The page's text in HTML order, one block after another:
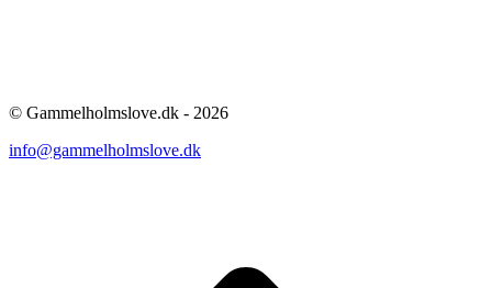
© Gammelholmslove.dk - 2026
info@gammelholmslove.dk